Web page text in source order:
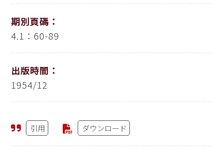
期別頁碼：
4.1：60-89
出版時間：
1954/12
引用 ダウンロード